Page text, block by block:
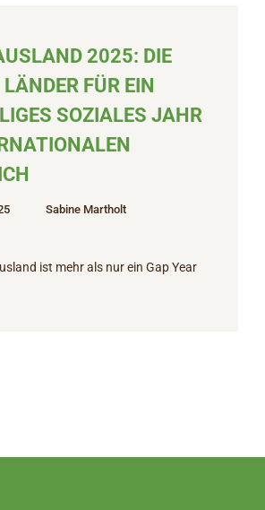
2025: DIE
FÜR EIN
SOZIALES JAHR
Sabine Martholt
ist mehr als nur ein Gap Year